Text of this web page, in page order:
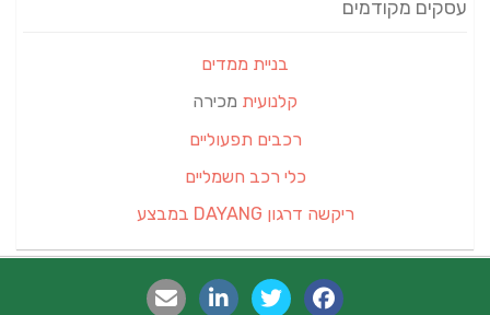
עסקים מקודמים
בניית ממדים
קלנועית מכירה
רכבים תפעוליים
כלי רכב חשמליים
ריקשה דרגון DAYANG במבצע